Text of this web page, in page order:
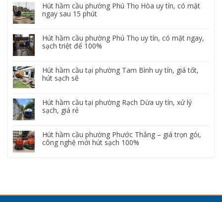
Hút hầm cầu phường Phú Thọ Hòa uy tín, có mặt
ngay sau 15 phút
Hút hầm cầu phường Phú Thọ uy tín, có mặt ngay,
sạch triệt để 100%
Hút hầm cầu tại phường Tam Bình uy tín, giá tốt,
hút sạch sẽ
Hút hầm cầu tại phường Rạch Dừa uy tín, xử lý
sạch, giá rẻ
Hút hầm cầu phường Phước Thắng – giá trọn gói,
công nghệ mới hút sạch 100%